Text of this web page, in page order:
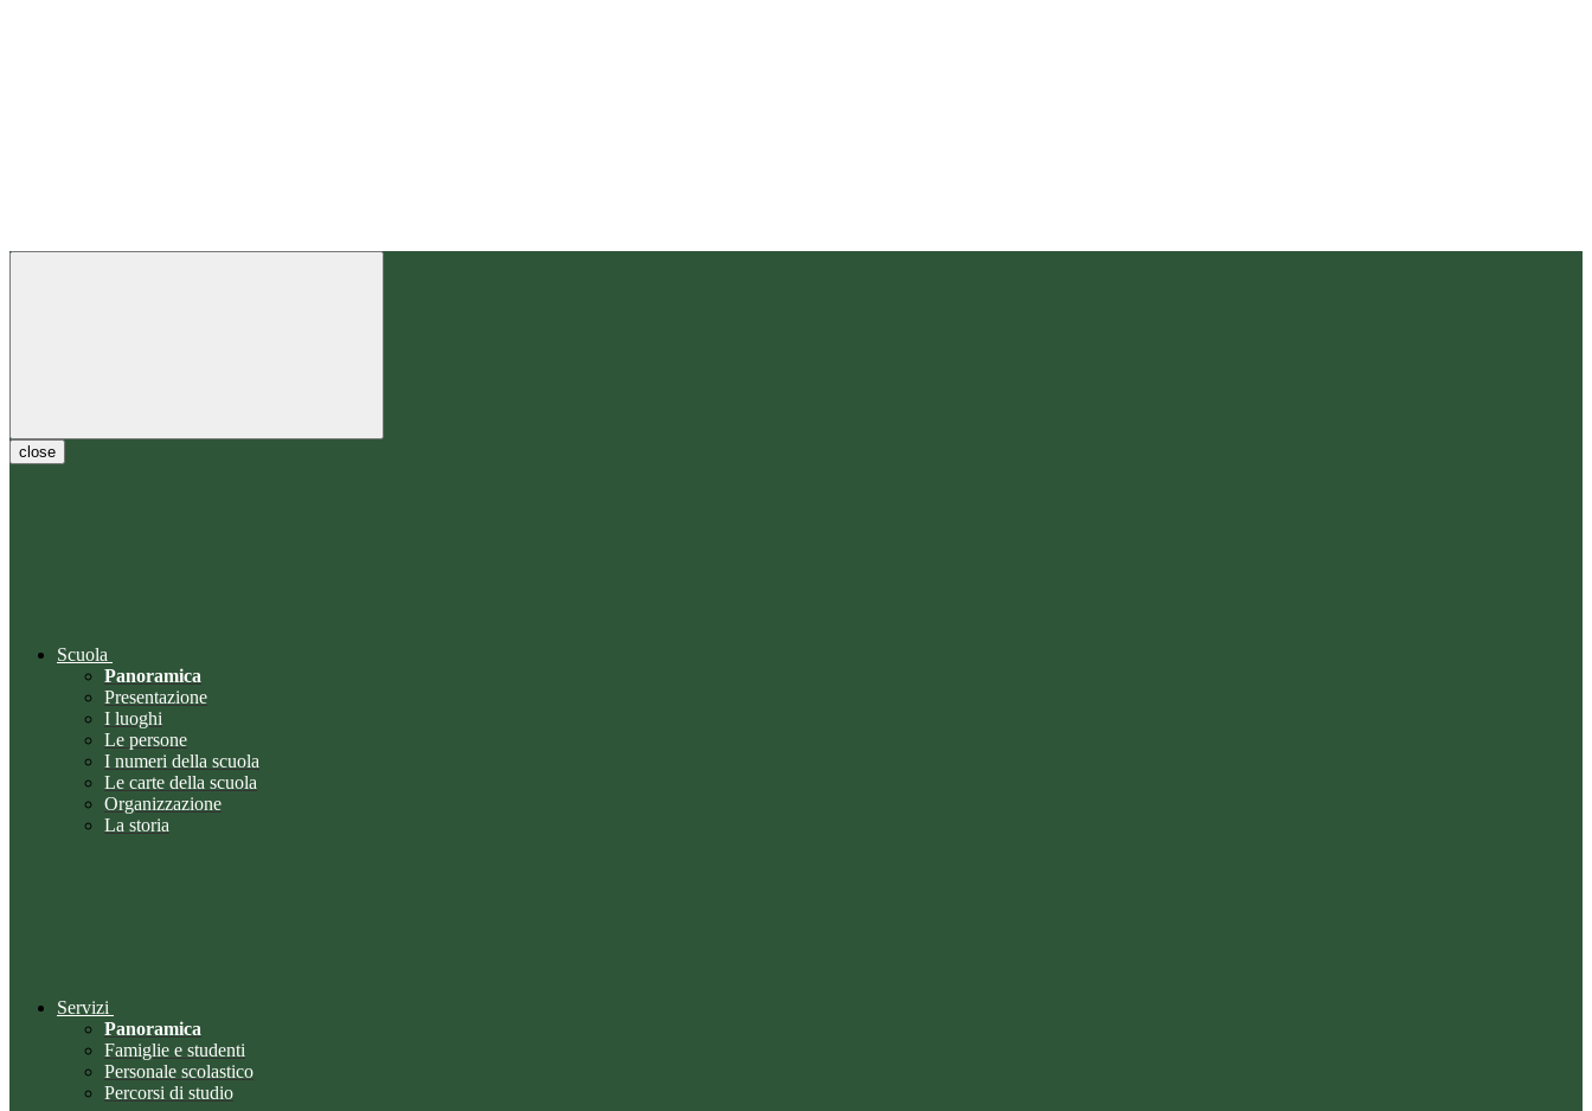
close
Scuola
Panoramica
Presentazione
I luoghi
Le persone
I numeri della scuola
Le carte della scuola
Organizzazione
La storia
Servizi
Panoramica
Famiglie e studenti
Personale scolastico
Percorsi di studio